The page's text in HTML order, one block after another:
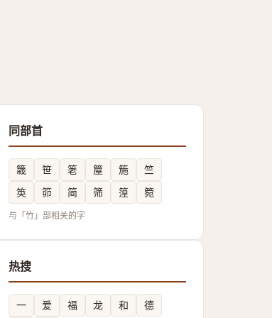
同部首
簚 笹 䇭 箼 箷
竺
䇦
笷 简 筛 篞 箢
与「竹」部相关的字
热搜
一 爱 福 龙 和
德